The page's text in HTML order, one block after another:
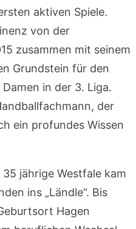
aktiven Spiele.
von der
zusammen mit seinem
Grundstein für den
in der 3. Liga.
der
ein profundes Wissen
35 jährige Westfale kam
ins „Ländle“. Bis
Hagen